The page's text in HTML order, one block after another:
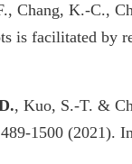
Chang, K.-C.,
is facilitated by
, Kuo, S.-T. &
1500 (2021).